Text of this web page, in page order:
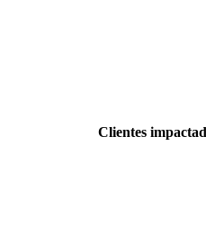
Clientes